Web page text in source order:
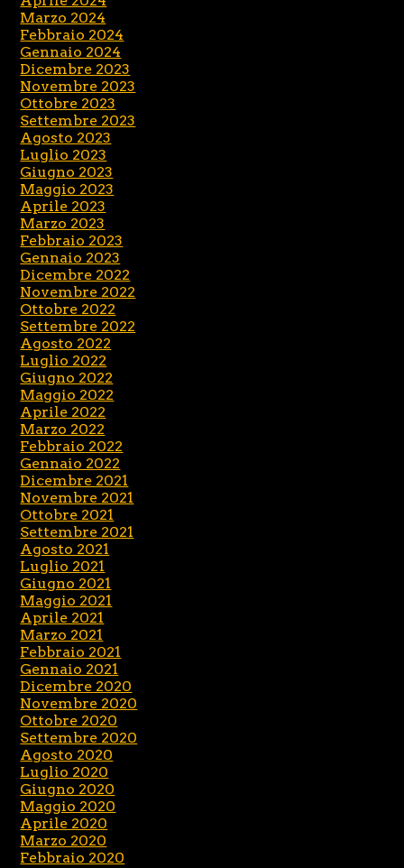
Marzo 2024
Febbraio 2024
Gennaio 2024
Dicembre 2023
Novembre 2023
Ottobre 2023
Settembre 2023
Agosto 2023
Luglio 2023
Giugno 2023
Maggio 2023
Aprile 2023
Marzo 2023
Febbraio 2023
Gennaio 2023
Dicembre 2022
Novembre 2022
Ottobre 2022
Settembre 2022
Agosto 2022
Luglio 2022
Giugno 2022
Maggio 2022
Aprile 2022
Marzo 2022
Febbraio 2022
Gennaio 2022
Dicembre 2021
Novembre 2021
Ottobre 2021
Settembre 2021
Agosto 2021
Luglio 2021
Giugno 2021
Maggio 2021
Aprile 2021
Marzo 2021
Febbraio 2021
Gennaio 2021
Dicembre 2020
Novembre 2020
Ottobre 2020
Settembre 2020
Agosto 2020
Luglio 2020
Giugno 2020
Maggio 2020
Aprile 2020
Marzo 2020
Febbraio 2020